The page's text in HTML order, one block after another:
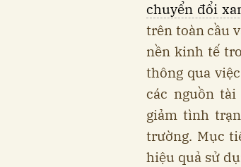
chuyển đổi
trên toàn cầu
nền kinh tế
thông qua
các nguồn
giảm tình
trường. Mục
hiệu quả sử